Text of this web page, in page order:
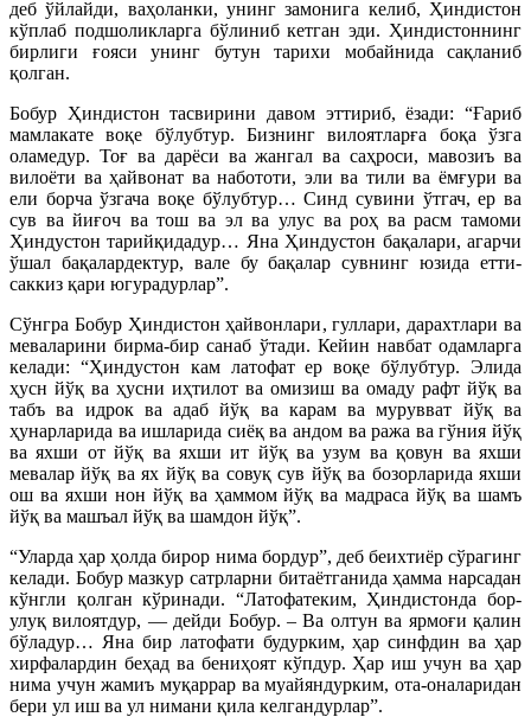
деб ўйлайди, ваҳоланки, унинг замонига келиб, Ҳиндистон
кўплаб подшоликларга бўлиниб кетган эди. Ҳиндистоннинг
бирлиги ғояси унинг бутун тарихи мобайнида сақланиб
қолган.
Бобур Ҳиндистон тасвирини давом эттириб, ёзади: “Ғариб
мамлакате воқе бўлубтур. Бизнинг вилоятларға боқа ўзга
оламедур. Тоғ ва дарёси ва жангал ва саҳроси, мавозиъ ва
вилоёти ва ҳайвонат ва набототи, эли ва тили ва ёмғури ва
ели борча ўзгача воқе бўлубтур… Синд сувини ўтгач, ер ва
сув ва йиғоч ва тош ва эл ва улус ва роҳ ва расм тамоми
Ҳиндустон тарийқидадур… Яна Ҳиндустон бақалари, агарчи
ўшал бақалардектур, вале бу бақалар сувнинг юзида етти-
саккиз қари югурадурлар”.
Сўнгра Бобур Ҳиндистон ҳайвонлари, гуллари, дарахтлари ва
меваларини бирма-бир санаб ўтади. Кейин навбат одамларга
келади: “Ҳиндустон кам латофат ер воқе бўлубтур. Элида
ҳусн йўқ ва ҳусни иҳтилот ва омизиш ва омаду рафт йўқ ва
табъ ва идрок ва адаб йўқ ва карам ва мурувват йўқ ва
ҳунарларида ва ишларида сиёқ ва андом ва ража ва гўния йўқ
ва яхши от йўқ ва яхши ит йўқ ва узум ва қовун ва яхши
мевалар йўқ ва ях йўқ ва совуқ сув йўқ ва бозорларида яхши
ош ва яхши нон йўқ ва ҳаммом йўқ ва мадраса йўқ ва шамъ
йўқ ва машъал йўқ ва шамдон йўқ”.
“Уларда ҳар ҳолда бирор нима бордур”, деб беихтиёр сўрагинг
келади. Бобур мазкур сатрларни битаётганида ҳамма нарсадан
кўнгли қолган кўринади. “Латофатеким, Ҳиндистонда бор-
улуқ вилоятдур, — дейди Бобур. – Ва олтун ва ярмоғи қалин
бўладур… Яна бир латофати будурким, ҳар синфдин ва ҳар
хирфалардин беҳад ва бениҳоят кўпдур. Ҳар иш учун ва ҳар
нима учун жамиъ муқаррар ва муайяндурким, ота-оналаридан
бери ул иш ва ул нимани қила келгандурлар”.